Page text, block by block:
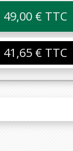
49,00 € TTC
41,65 € TTC